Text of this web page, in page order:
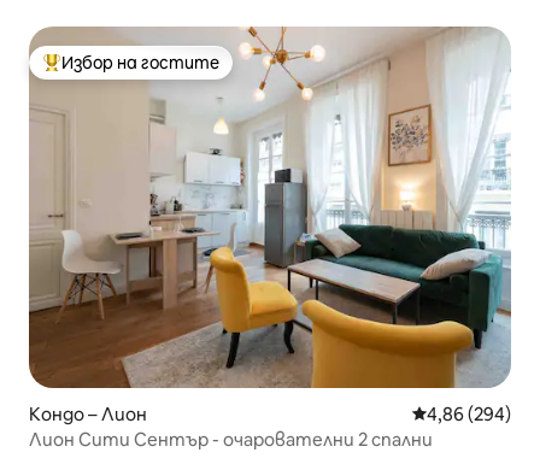
Най-популярен избор на гостите
Избор на гостите
Кондо – Лион Средна
4,86 (294)
Лион Сити Сентър - очарователни 2 спални